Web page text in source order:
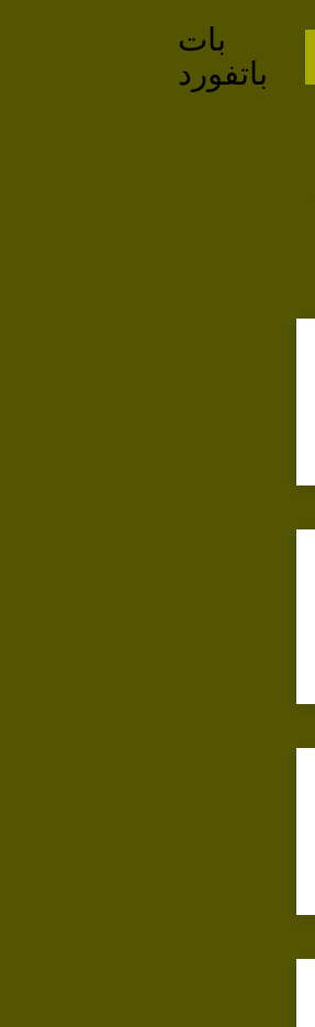
بات
باتفورد